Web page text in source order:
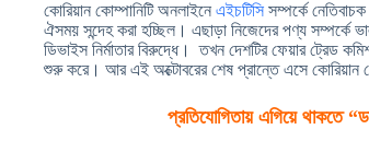
কোরিয়ান কোম্পানিটি অনলাইনে এইচটিসি সম্পর্কে
ঐসময় সন্দেহ করা হচ্ছিল। এছাড়া নিজেদের পণ্য সম্পর্কে
ডিভাইস নির্মাতার বিরুদ্ধে। তখন দেশটির ফেয়ার ট্রেড
শুরু করে। আর এই অক্টোবরের শেষ প্রান্তে এসে কোরিয়ান
প্রতিযোগিতায় এগিয়ে থাকতে